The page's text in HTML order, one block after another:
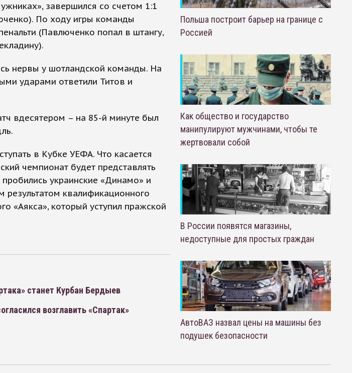
завершился со счетом 1:1
По ходу игры команды
(Павлюченко попал в штангу,
нервы у шотландской команды. На
ударами ответили Титов и
вдесятером – на 85-й минуте был
в Кубке УЕФА. Что касается
чемпионат будет представлять
украинские «Динамо» и
квалификационного
«Аякса», который уступил пражской
станет Курбан Бердыев
возглавить «Спартак»
Польша построит барьер на границе с
Россией
Как общество и государство
манипулируют мужчинами, чтобы те
жертвовали собой
В России появятся магазины,
недоступные для простых граждан
АвтоВАЗ назвал цены на машины без
подушек безопасности